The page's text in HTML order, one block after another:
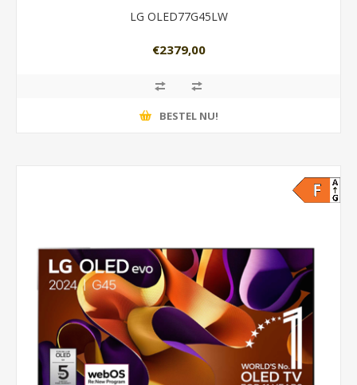
LG OLED77G45LW
€2379,00
BESTEL NU!